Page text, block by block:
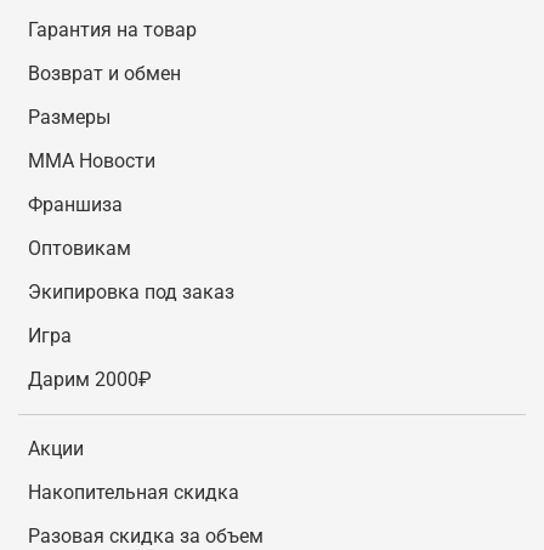
Гарантия на товар
Возврат и обмен
Размеры
MMA Новости
Франшиза
Оптовикам
Экипировка под заказ
Игра
Дарим 2000₽
Акции
Накопительная скидка
Разовая скидка за объем